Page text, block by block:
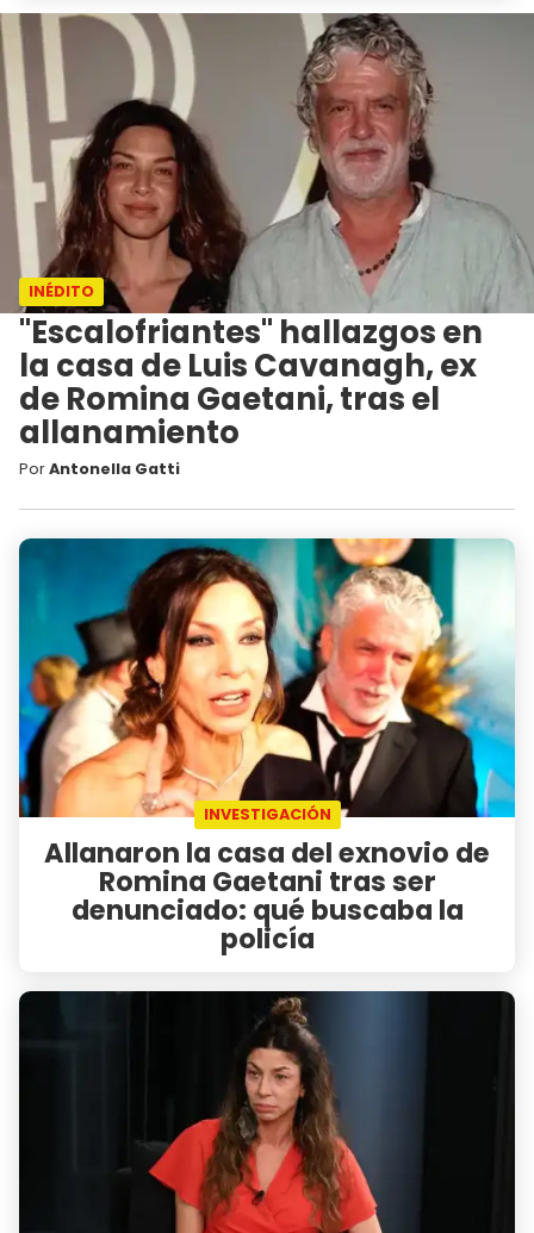
INÉDITO
"Escalofriantes" hallazgos en
la casa de Luis Cavanagh, ex
de Romina Gaetani, tras el
allanamiento
PorAntonella Gatti
INVESTIGACIÓN
Allanaron la casa del exnovio de
Romina Gaetani tras ser
denunciado: qué buscaba la
policía